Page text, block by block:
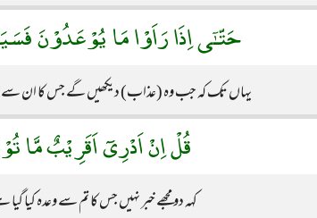
حَتّـٰٓى اِذَا رَاَوْا مَا يُوْعَدُوْنَ
یہاں تک کہ جب وہ (عذاب) دیکھیں گے جس کا ان سے
قُلْ اِنْ اَدْرِىٓ اَقَرِيْبٌ مَّا
کہہ دو مجھے خبر نہیں جس کا تم سے وعدہ